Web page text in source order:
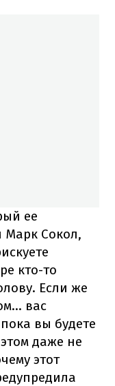
ее
Марк Сокол,
кто-то
Если же
вас
вы будете
даже не
этот